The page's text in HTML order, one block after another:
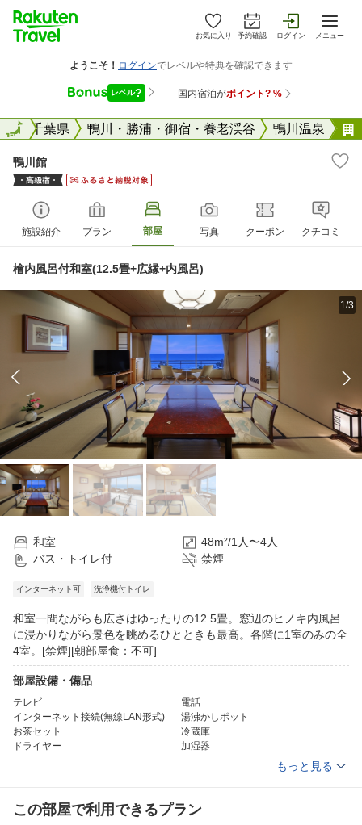
お気に入り 予約確認 ログイン メニュー
全国千葉県 鴨川・勝浦・御宿・養老渓谷 鴨川温泉
全国
鴨川館
施設紹介 プラン 部屋 写真 クーポン クチコミ
檜内風呂付和室(12.5畳+広縁+内風呂)
1/3
和室
48m²/1人〜4人
バス・トイレ付
禁煙
インターネット可 洗浄機付トイレ
和室一間ながらも広さはゆったりの12.5畳。窓辺のヒノキ内風呂
に浸かりながら景色を眺めるひとときも最高。各階に1室のみの全
4室。[禁煙][朝部屋食：不可]
部屋設備・備品
テレビ
電話
インターネット接続(無線LAN形式)
湯沸かしポット
お茶セット
冷蔵庫
ドライヤー
加湿器
シャワーキャップ
くし
タオル
バスタオル
もっと見る
この部屋で利用できるプラン